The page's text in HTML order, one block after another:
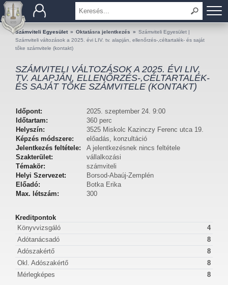
BEMUTATKOZÁS
OKTATÁS
TUDÁSTÁR
KIADVÁNYOK
KAPCSOLAT
Számviteli Egyesület » Oktatásra jelentkezés » Számviteli Egyesület |
Számviteli változások a 2025. évi LIV. tv. alapján, ellenőrzés-,céltartalék- és saját
tőke számvitele (kontakt)
SZÁMVITELI VÁLTOZÁSOK A 2025. ÉVI LIV.
TV. ALAPJÁN, ELLENŐRZÉS-,CÉLTARTALÉK-
ÉS SAJÁT TŐKE SZÁMVITELE (KONTAKT)
Időpont:
2025. szeptember 24. 9:00
Időtartam:
360 perc
Helyszín:
3525 Miskolc Kazinczy Ferenc utca 19.
Képzés módszere:
előadás, konzultáció
Jelentkezés feltétele:
A jelentkezésnek nincs feltétele
Szakterület:
vállalkozási
Témakör:
számviteli
Helyi Szervezet:
Borsod-Abaúj-Zemplén
Előadó:
Botka Erika
Max. létszám:
300
Kreditpontok
Könyvvizsgáló
4
Adótanácsadó
8
Adószakértő
8
Okl. Adószakértő
8
Mérlegképes
8